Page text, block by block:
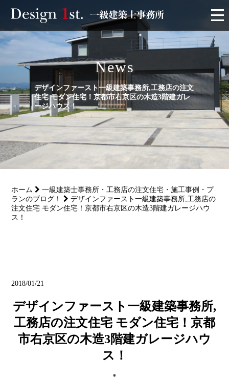
モニター
施工実績・施工事例
リフォーム
サービス
会社概要
News
デザインファースト一級建築事務所,工務店の注文
住宅 モダン住宅！京都市右京区の木造3階建ガレ
ージハウス！
ホーム
一級建築士事務所・工務店の注文住宅・施工事例・プ
ランのブログ！
デザインファースト一級建築事務所,工務店の
注文住宅 モダン住宅！京都市右京区の木造3階建ガレージハウ
ス！
2018/01/21
デザインファースト一級建築事務所,
工務店の注文住宅 モダン住宅！京都
市右京区の木造3階建ガレージハウ
ス！